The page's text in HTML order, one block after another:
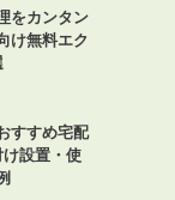
をカンタン
け無料エク
すすめ宅配
設置・使